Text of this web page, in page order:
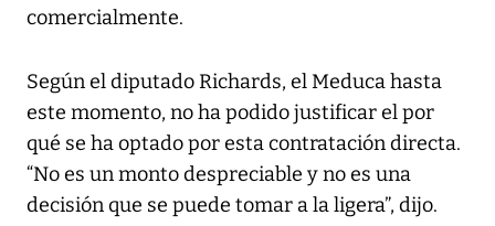
comercialmente.
Según el diputado Richards, el Meduca hasta
este momento, no ha podido justificar el por
qué se ha optado por esta contratación directa.
“No es un monto despreciable y no es una
decisión que se puede tomar a la ligera”, dijo.